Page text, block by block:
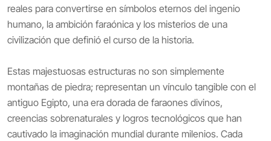
reales para convertirse en símbolos eternos del ingenio
humano, la ambición faraónica y los misterios de una
civilización que definió el curso de la historia.
Estas majestuosas estructuras no son simplemente
montañas de piedra; representan un vínculo tangible con el
antiguo Egipto, una era dorada de faraones divinos,
creencias sobrenaturales y logros tecnológicos que han
cautivado la imaginación mundial durante milenios. Cada